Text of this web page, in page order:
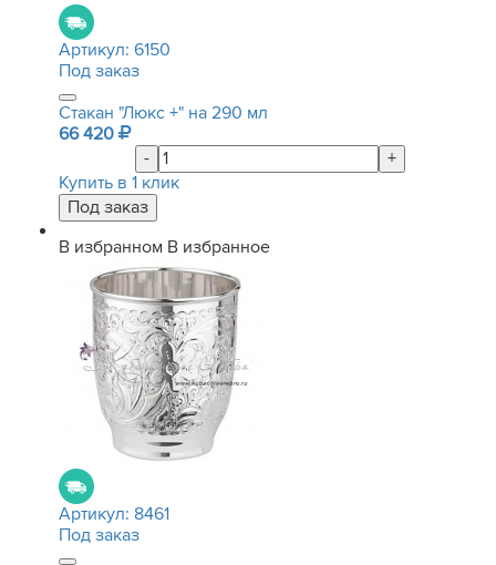
Артикул: 6150
Под заказ
Стакан "Люкс +" на 290 мл
66 420
-
+
Купить в 1 клик
В избранном В избранное
Артикул: 8461
Под заказ